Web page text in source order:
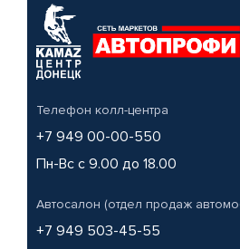
Телефон колл-центра
+7 949 00-00-550
Пн-Вс с 9.00 до 18.00
Автосалон (отдел продаж
+7 949 503-45-55